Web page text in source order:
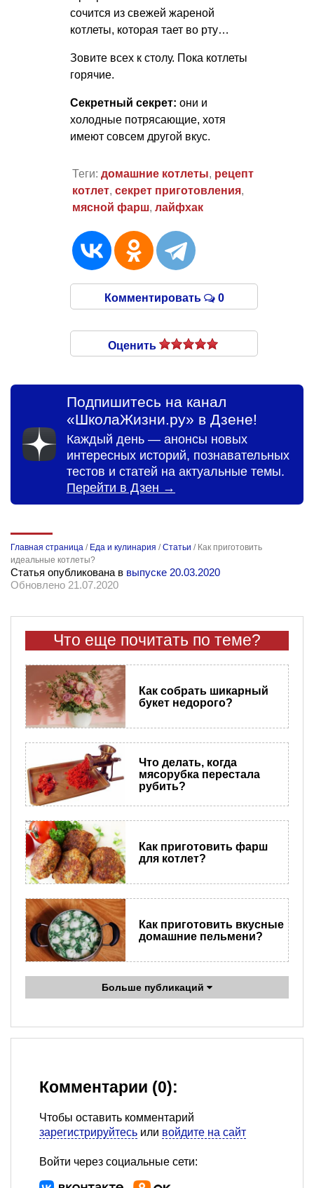
сочится из свежей жареной
котлеты, которая тает во рту…
Зовите всех к столу. Пока котлеты
горячие.
Секретный секрет: они и
холодные потрясающие, хотя
имеют совсем другой вкус.
Теги: домашние котлеты, рецепт
котлет, секрет приготовления,
мясной фарш, лайфхак
Комментировать 0
Оценить
Подпишитесь на канал
«ШколаЖизни.ру» в Дзене!
Каждый день — анонсы новых
интересных историй, познавательных
тестов и статей на актуальные темы.
Перейти в Дзен →
Главная страница / Еда и кулинария /Статьи / Как приготовить
идеальные котлеты?
Статья опубликована в выпуске 20.03.2020
Обновлено 21.07.2020
Что еще почитать по теме?
Как собрать шикарный
букет недорого?
Что делать, когда
мясорубка перестала
рубить?
Как приготовить фарш
для котлет?
Как приготовить вкусные
домашние пельмени?
Больше публикаций
Комментарии (0):
Чтобы оставить комментарий
зарегистрируйтесь или войдите на сайт
Войти через социальные сети: